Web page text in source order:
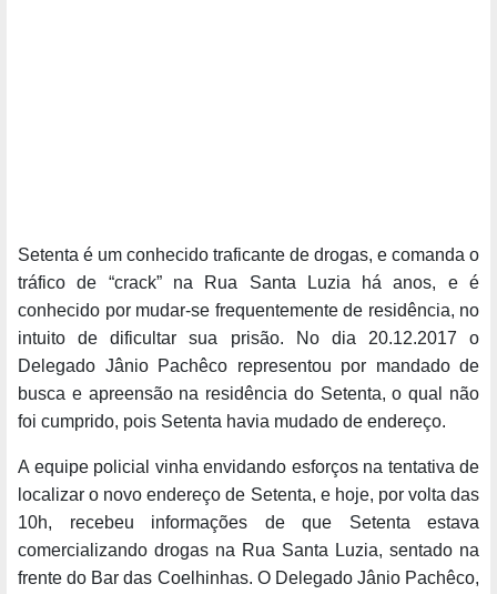
Setenta é um conhecido traficante de drogas, e comanda o
tráfico de “crack” na Rua Santa Luzia há anos, e é
conhecido por mudar-se frequentemente de residência, no
intuito de dificultar sua prisão. No dia 20.12.2017 o
Delegado Jânio Pachêco representou por mandado de
busca e apreensão na residência do Setenta, o qual não
foi cumprido, pois Setenta havia mudado de endereço.
A equipe policial vinha envidando esforços na tentativa de
localizar o novo endereço de Setenta, e hoje, por volta das
10h, recebeu informações de que Setenta estava
comercializando drogas na Rua Santa Luzia, sentado na
frente do Bar das Coelhinhas. O Delegado Jânio Pachêco,